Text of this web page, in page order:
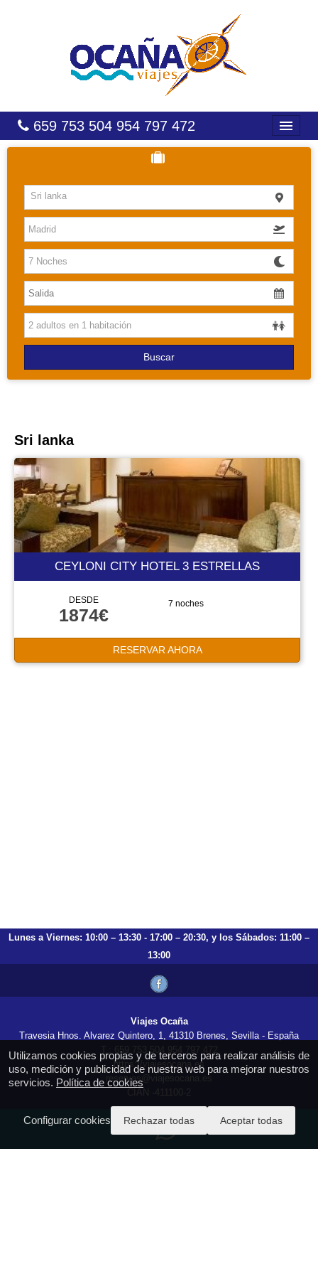
659 753 504 954 797 472
HOTELES
COSTAS
CARIBE
CANARIAS
BALEARES
PAQUETES
Utilizamos cookies propias y de terceros para realizar análisis de
uso, medición y publicidad de nuestra web para mejorar nuestros
servicios. Política de cookies
Configurar cookies Rechazar todas Aceptar todas
Sri lanka
Buscar
Sri lanka
CEYLONI CITY HOTEL 3 ESTRELLAS
DESDE
1874€
7 noches
RESERVAR AHORA
Lunes a Viernes: 10:00 – 13:30 - 17:00 – 20:30, y los Sábados: 11:00 –
13:00
Viajes Ocaña
Travesia Hnos. Alvarez Quintero, 1, 41310 Brenes, Sevilla - España
T.: 659 753 504 954 797 472
https://viajesocana.es
reservas@viajesocana.es